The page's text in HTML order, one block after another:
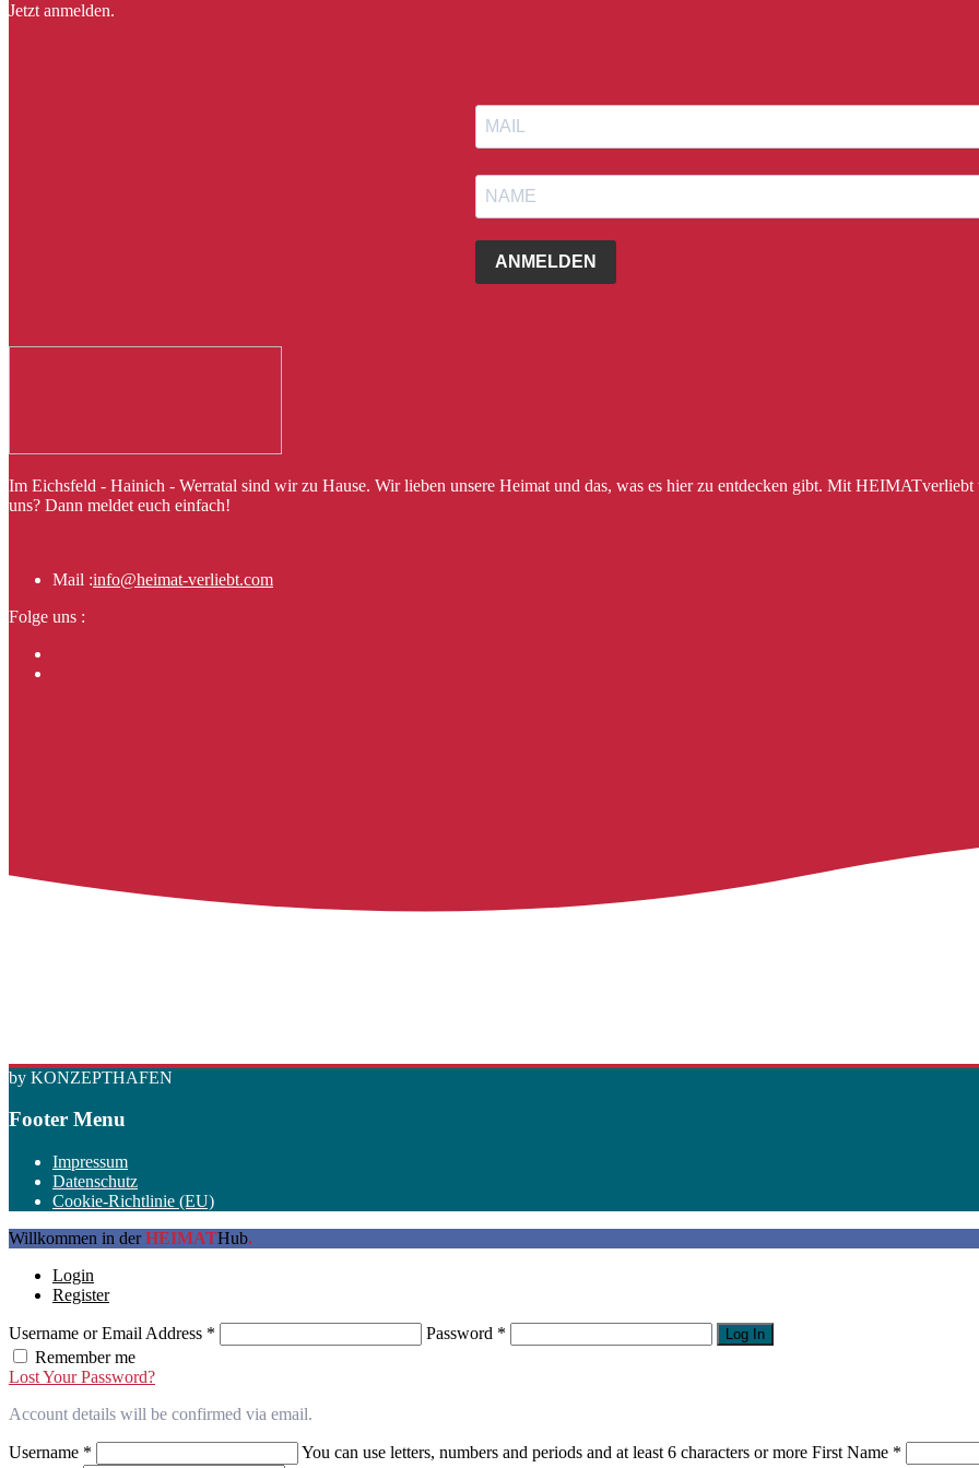
Jetzt anmelden.
ANMELDEN
Im Eichsfeld - Hainich - Werratal sind wir zu Hause. Wir lieben unsere Heimat und das, was es hier zu entdecken gibt. Mit
uns? Dann meldet euch einfach!
Mail :info@heimat-verliebt.com
Folge uns :
by KONZEPTHAFEN
Footer Menu
Impressum
Datenschutz
Cookie-Richtlinie (EU)
Willkommen in derHEIMATHub.
Login
Register
Username or Email Address * Password * Log In
Remember me
Lost Your Password?
Account details will be confirmed via email.
Username * You can use letters, numbers and periods and at least 6 characters or more First Name *